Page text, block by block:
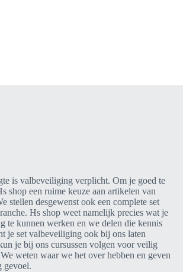
is valbeveiliging verplicht. Om je goed te
shop een ruime keuze aan artikelen van
stellen desgewenst ook een complete set
Hs shop weet namelijk precies wat je
te kunnen werken en we delen die kennis
je set valbeveiliging ook bij ons laten
je bij ons cursussen volgen voor veilig
weten waar we het over hebben en geven
gevoel.